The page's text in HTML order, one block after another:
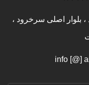
بلوار اصلی سرخرود ،